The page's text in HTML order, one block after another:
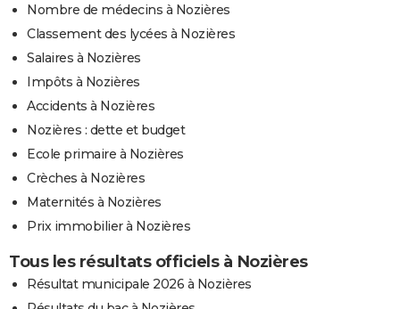
Nombre de médecins à Nozières
Classement des lycées à Nozières
Salaires à Nozières
Impôts à Nozières
Accidents à Nozières
Nozières : dette et budget
Ecole primaire à Nozières
Crèches à Nozières
Maternités à Nozières
Prix immobilier à Nozières
Tous les résultats officiels à Nozières
Résultat municipale 2026 à Nozières